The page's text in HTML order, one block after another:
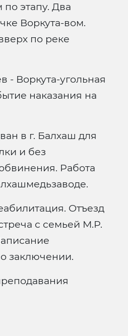
этапу. Два
Воркута-вом.
по реке
- Воркута-угольная
наказания на
в г. Балхаш для
и без
Работа
Отъезд
с семьей М.Р.
заключении.